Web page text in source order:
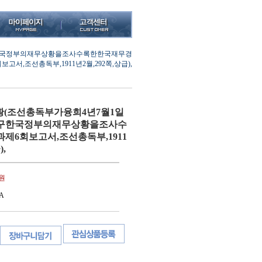
정부의재무상황을조사수록한한국재무경
고서,조선총독부,1911년2월,292쪽,상급),
(조선총독부가융희4년7월1일
한국정부의재무상황을조사수
제6회보고서,조선총독부,1911